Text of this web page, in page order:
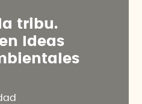
a tri bu.
en d eas
bienta es